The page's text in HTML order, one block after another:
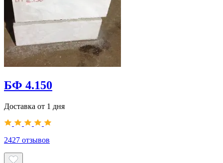
БФ 4.150
Доставка от 1 дня
2427 отзывов